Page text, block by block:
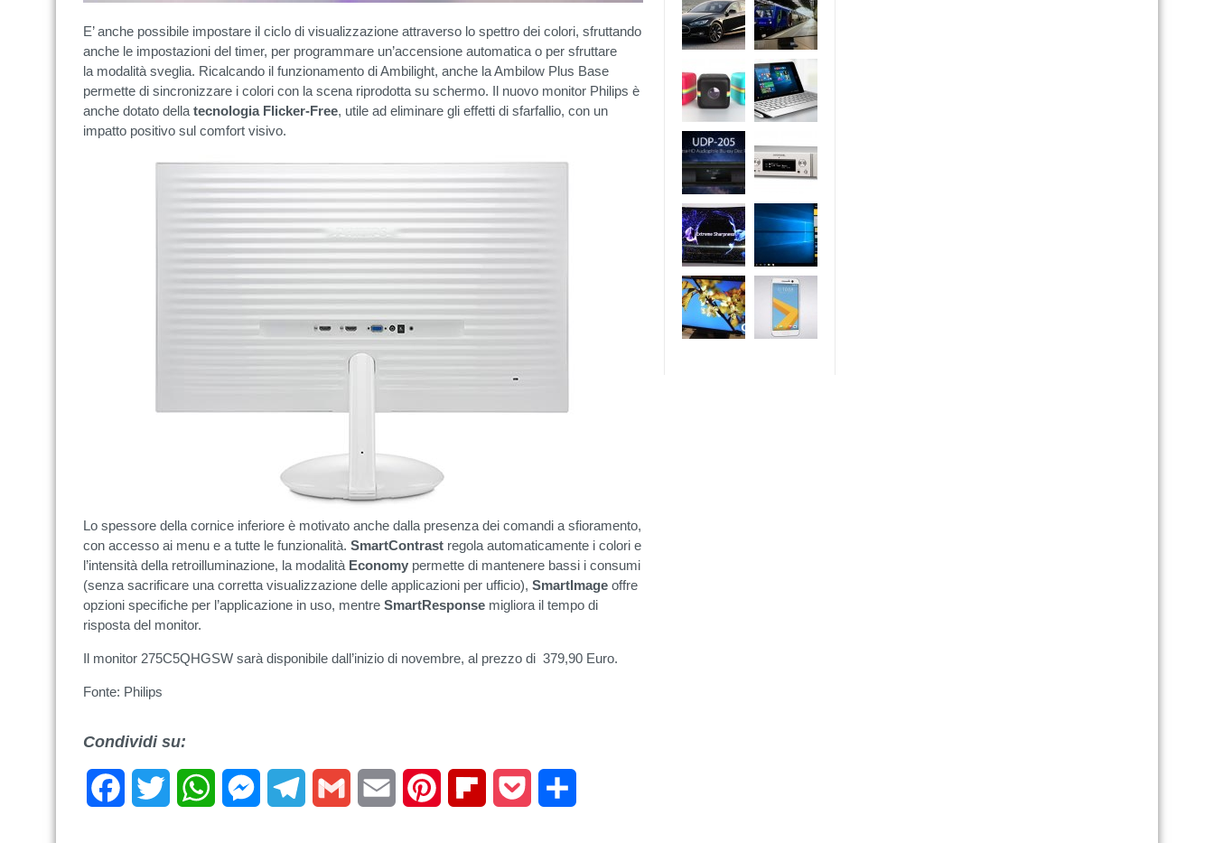
E’ anche possibile impostare il ciclo di visualizzazione attraverso lo spettro dei colori, sfruttando
anche le impostazioni del timer, per programmare un’accensione automatica o per sfruttare
la modalità sveglia. Ricalcando il funzionamento di Ambilight, anche la Ambilow Plus Base
permette di sincronizzare i colori con la scena riprodotta su schermo. Il nuovo monitor Philips è
anche dotato della tecnologia Flicker-Free, utile ad eliminare gli effetti di sfarfallio, con un
impatto positivo sul comfort visivo.
Lo spessore della cornice inferiore è motivato anche dalla presenza dei comandi a sfioramento,
con accesso ai menu e a tutte le funzionalità. SmartContrast regola automaticamente i colori e
l’intensità della retroilluminazione, la modalità Economy permette di mantenere bassi i consumi
(senza sacrificare una corretta visualizzazione delle applicazioni per ufficio), SmartImage offre
opzioni specifiche per l’applicazione in uso, mentre SmartResponse migliora il tempo di
risposta del monitor.
Il monitor 275C5QHGSW sarà disponibile dall’inizio di novembre, al prezzo di 379,90 Euro.
Fonte: Philips
Condividi su:
FacebookTwitter WhatsAppMessengerTelegramGmail Email Pinterest FlipboardPocket